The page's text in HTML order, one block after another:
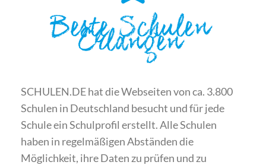
Beste Schulen
Erlangen
SCHULEN.DE hat die Webseiten von ca. 3.800
Schulen in Deutschland besucht und für jede
Schule ein Schulprofil erstellt. Alle Schulen
haben in regelmäßigen Abständen die
Möglichkeit, ihre Daten zu prüfen und zu